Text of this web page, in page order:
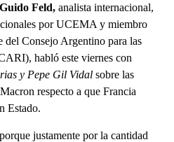
Feld, analista internacional,
por UCEMA y miembro
Consejo Argentino para las
habló este viernes con
y Pepe Gil Vidal sobre las
respecto a que Francia
Estado.
justamente por la cantidad